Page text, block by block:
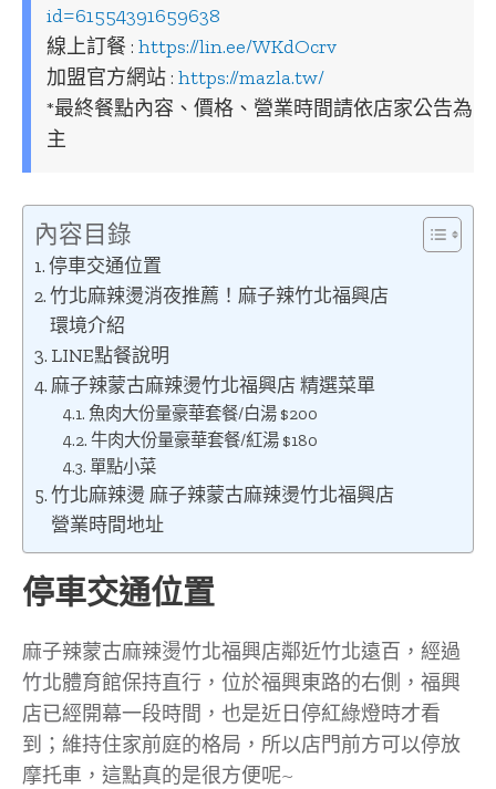
id=61554391659638
線上訂餐 : https://lin.ee/WKdOcrv
加盟官方網站 : https://mazla.tw/
*最終餐點內容、價格、營業時間請依店家公告為
主
內容目錄
停車交通位置
竹北麻辣燙消夜推薦！麻子辣竹北福興店
環境介紹
LINE點餐說明
麻子辣蒙古麻辣燙竹北福興店 精選菜單
魚肉大份量豪華套餐/白湯 $200
牛肉大份量豪華套餐/紅湯 $180
單點小菜
竹北麻辣燙 麻子辣蒙古麻辣燙竹北福興店
營業時間地址
停車交通位置
麻子辣蒙古麻辣燙竹北福興店鄰近竹北遠百，經過
竹北體育館保持直行，位於福興東路的右側，福興
店已經開幕一段時間，也是近日停紅綠燈時才看
到；維持住家前庭的格局，所以店門前方可以停放
摩托車，這點真的是很方便呢~